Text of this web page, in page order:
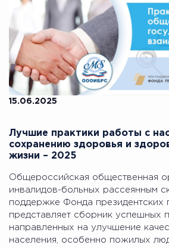
15.06.2025
Лучшие практики работы с
сохранению здоровья и
жизни – 2025
Общероссийская общественная
инвалидов-больных рассеянным
поддержке Фонда президентских
представляет сборник успешных
направленных на улучшение
населения, особенно пожилых